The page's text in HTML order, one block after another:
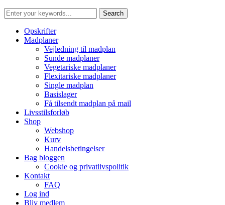
Opskrifter
Madplaner
Vejledning til madplan
Sunde madplaner
Vegetariske madplaner
Flexitariske madplaner
Single madplan
Basislager
Få tilsendt madplan på mail
Livsstilsforløb
Shop
Webshop
Kurv
Handelsbetingelser
Bag bloggen
Cookie og privatlivspolitik
Kontakt
FAQ
Log ind
Bliv medlem